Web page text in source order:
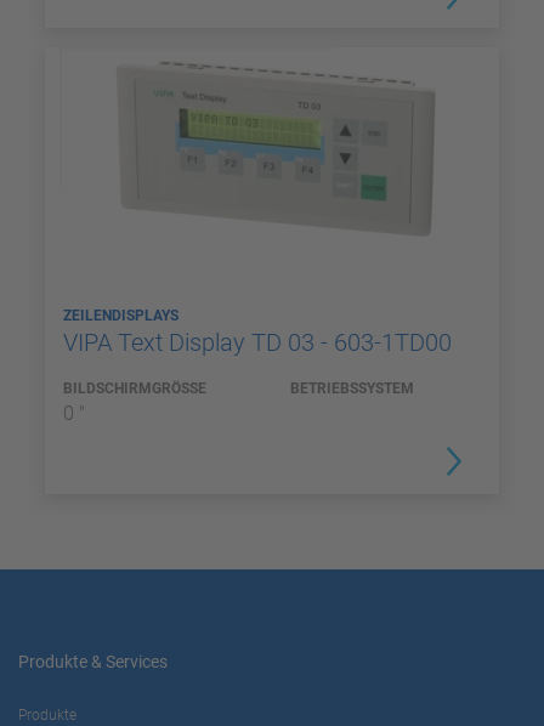
ZEILENDISPLAYS
VIPA Text Display TD 03 - 603-1TD00
BILDSCHIRMGRÖSSE
0 "
BETRIEBSSYSTEM
Produkte & Services
Produkte